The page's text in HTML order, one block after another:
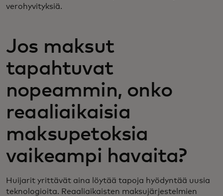
verohyvityksiä.
Jos maksut
tapahtuvat
nopeammin, onko
reaaliaikaisia
maksupetoksia
vaikeampi havaita?
Huijarit yrittävät aina löytää tapoja hyödyntää uusia
teknologioita. Reaaliaikaisten maksujärjestelmien